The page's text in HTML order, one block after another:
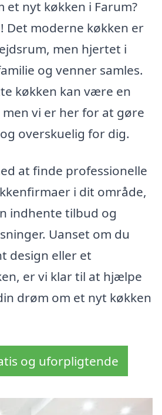
et nyt køkken i Farum?
Det moderne køkken er
men hjertet i
og venner samles.
køkken kan være en
vi er her for at gøre
overskuelig for dig.
at finde professionelle
i dit område,
indhente tilbud og
Uanset om du
design eller et
er vi klar til at hjælpe
drøm om et nyt køkken
og uforpligtende